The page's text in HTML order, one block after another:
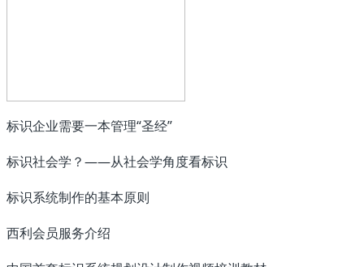
标识企业需要一本管理“圣经”
标识社会学？——从社会学角度看标识
标识系统制作的基本原则
西利会员服务介绍